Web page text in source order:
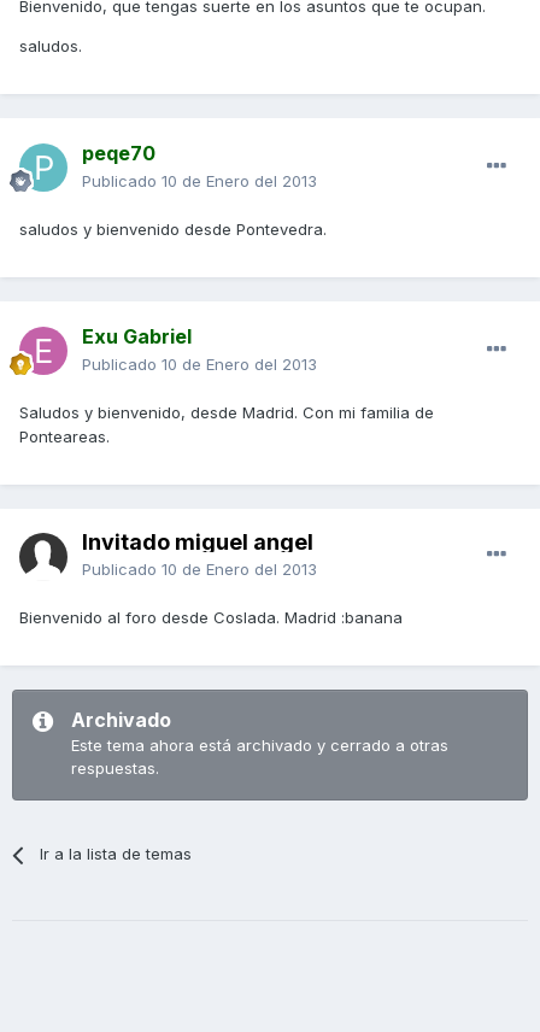
Bienvenido, que tengas suerte en los asuntos que te ocupan.
saludos.
peqe70
Publicado 10 de Enero del 2013
saludos y bienvenido desde Pontevedra.
Exu Gabriel
Publicado 10 de Enero del 2013
Saludos y bienvenido, desde Madrid. Con mi familia de
Ponteareas.
Invitado miguel angel
Publicado 10 de Enero del 2013
Bienvenido al foro desde Coslada. Madrid :banana
Archivado
Este tema ahora está archivado y cerrado a otras
respuestas.
Ir a la lista de temas